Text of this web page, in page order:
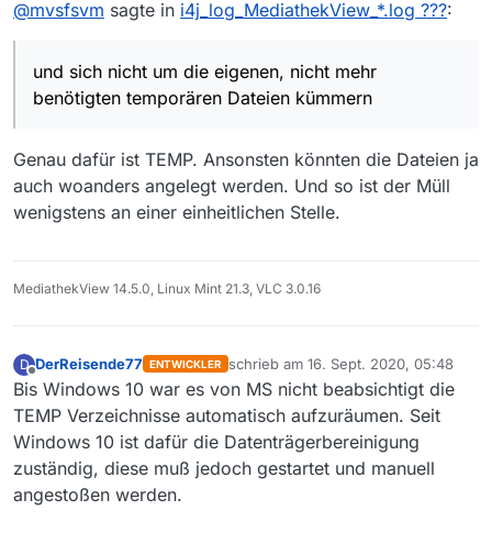
um die eigenen, nicht mehr benötigten temporären
@mvsfsvm sagte in i4j_log_MediathekView_*.log ???:
und sich nicht um die eigenen, nicht mehr
benötigten temporären Dateien kümmern
Genau dafür ist TEMP. Ansonsten könnten die Dateien ja
auch woanders angelegt werden. Und so ist der Müll
wenigstens an einer einheitlichen Stelle.
MediathekView 14.5.0, Linux Mint 21.3, VLC 3.0.16
D
Offline
DerReisende77 ENTWICKLER schrieb am 16. Sept. 2020, 05:48
zuletzt editiert von
Bis Windows 10 war es von MS nicht beabsichtigt die
TEMP Verzeichnisse automatisch aufzuräumen. Seit
Windows 10 ist dafür die Datenträgerbereinigung
zuständig, diese muß jedoch gestartet und manuell
angestoßen werden.